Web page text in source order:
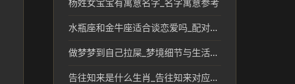
杨姓女宝宝有寓意名字_名字寓意参考
水瓶座和金牛座适合谈恋爱吗_配对关系解读
做梦梦到自己拉屎_梦境细节与生活参考
告往知来是什么生肖_告往知来对应的生肖文化解析